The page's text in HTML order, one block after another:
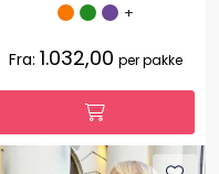
+
Fra: 1.032,00 per pakke